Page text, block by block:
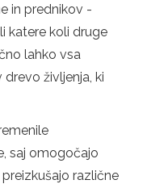
in prednikov -
katere koli druge
lahko vsa
življenja, ki
saj omogočajo
različne